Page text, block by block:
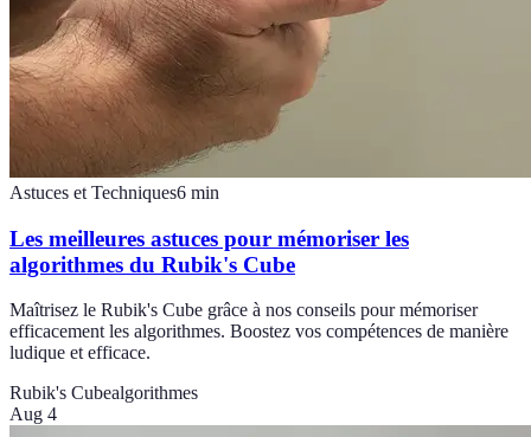
Astuces et Techniques6 min
Les meilleures astuces pour mémoriser les
algorithmes du Rubik's Cube
Maîtrisez le Rubik's Cube grâce à nos conseils pour mémoriser
efficacement les algorithmes. Boostez vos compétences de manière
ludique et efficace.
Rubik's Cubealgorithmes
Aug 4